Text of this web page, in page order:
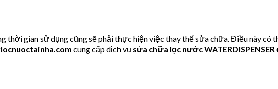
thời gian sử dụng cũng sẽ phải thực hiện việc thay thế sửa chữa. Điều này
cung cấp dịch vụ sửa chữa lọc nước